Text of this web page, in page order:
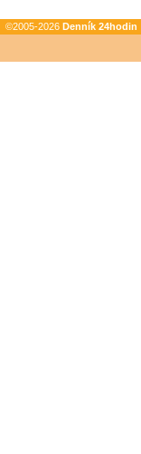
©2005-2026 Denník 24hodin